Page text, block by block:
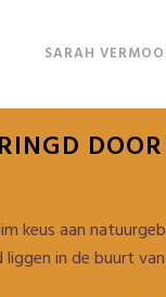
SARAH
keus aan
in de buurt